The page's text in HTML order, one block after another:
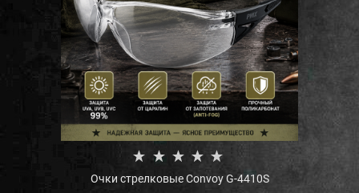
Очки стрелковые Convoy G-4410S